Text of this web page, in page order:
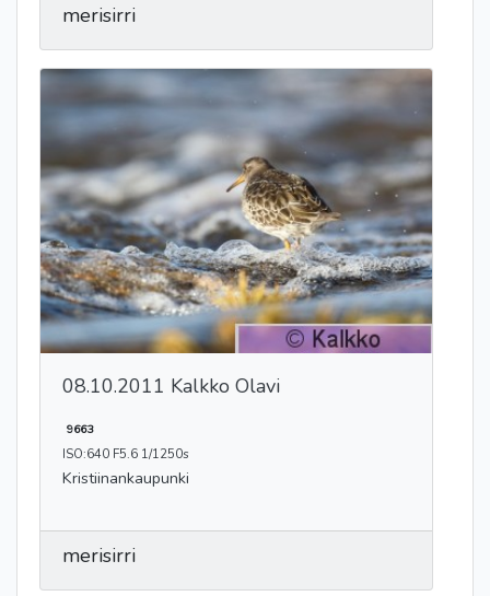
merisirri
08.10.2011 Kalkko Olavi
9663
ISO:640 F5.6 1/1250s
Kristiinankaupunki
merisirri